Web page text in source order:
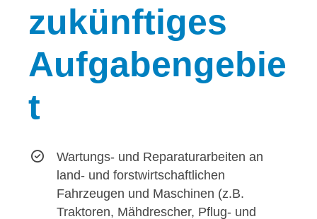
zukünftiges
Aufgabengebie
t
Wartungs- und Reparaturarbeiten an
land- und forstwirtschaftlichen
Fahrzeugen und Maschinen (z.B.
Traktoren, Mähdrescher, Pflug- und